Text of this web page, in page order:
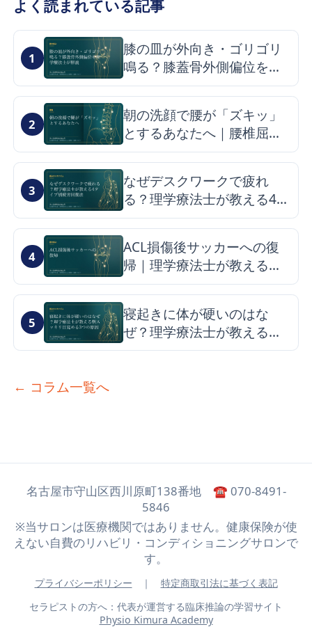
よく読まれている記事
1
膝の皿が外向き・ゴリゴリ
鳴る？膝蓋骨外側偏位を理
学療法士が解説
2
朝の洗顔で腰が「ズキッ」
とするあなたへ｜腰椎屈曲
症候群の仕組みと改善のヒ
ント
3
なぜデスクワークで疲れ
る？理学療法士が教える4タ
イプ別疲労回復法
4
ACL損傷後サッカーへの復
帰｜理学療法士が教える最
短ロードマップと再発予防
5
寝起きに体が硬いのはな
ぜ？理学療法士が教える朝
スッキリ目覚める3つの原因
← コラム一覧へ
名古屋市守山区西川原町138番地 ☎ 070-8491-
5846
※当サロンは医療機関ではありません。健康保険が使
えない自費のリハビリ・コンディショニングサロンで
す。
プライバシーポリシー ｜
特定商取引法に基づく表記
セラピストの方へ：代表が運営する臨床推論の学習サイト
Physio Kimura Academy